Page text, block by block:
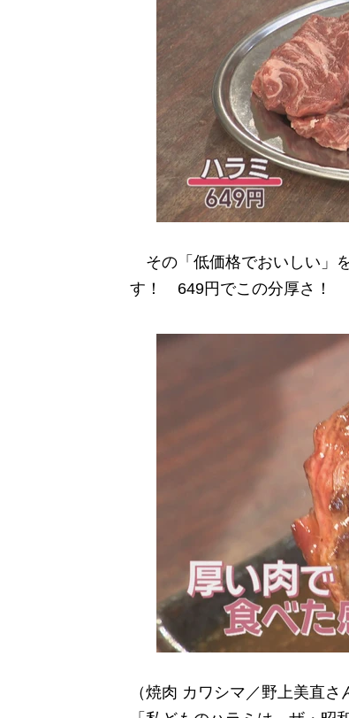
その「低価格でおいしい」
す！ 649円でこの分厚さ！
（焼肉 カワシマ／野上美直さ